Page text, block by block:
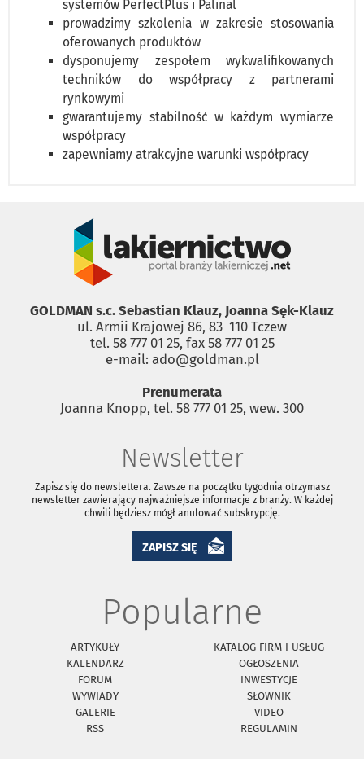
systemów PerfectPlus i Palinal
prowadzimy szkolenia w zakresie stosowania
oferowanych produktów
dysponujemy zespołem wykwalifikowanych
techników do współpracy z partnerami
rynkowymi
gwarantujemy stabilność w każdym wymiarze
współpracy
zapewniamy atrakcyjne warunki współpracy
GOLDMAN s.c. Sebastian Klauz, Joanna Sęk-Klauz
ul. Armii Krajowej 86, 83 ­ 110 Tczew
tel. 58 777 01 25, fax 58 777 01 25
e-mail: ado@goldman.pl
Prenumerata
Joanna Knopp, tel. 58 777 01 25, wew. 300
Newsletter
Zapisz się do newslettera. Zawsze na początku tygodnia otrzymasz
newsletter zawierający najważniejsze informacje z branży. W każdej
chwili będziesz mógł anulować subskrypcję.
ZAPISZ SIĘ
Popularne
ARTYKUŁY
KATALOG FIRM I USŁUG
KALENDARZ
OGŁOSZENIA
FORUM
INWESTYCJE
WYWIADY
SŁOWNIK
GALERIE
VIDEO
RSS
REGULAMIN